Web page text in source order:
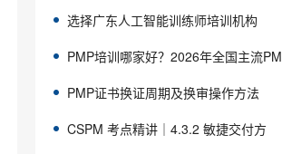
选择广东人工智能训练师培训机构
PMP培训哪家好？2026年全国主流PM
PMP证书换证周期及换审操作方法
CSPM 考点精讲｜4.3.2 敏捷交付方